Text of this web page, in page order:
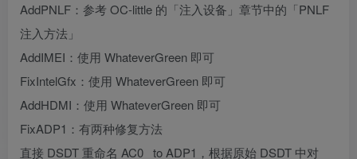
AddPNLF：参考 OC-little 的「注入设备」章节中的「PNLF
注入方法」
AddIMEI：使用 WhateverGreen 即可
FixIntelGfx：使用 WhateverGreen 即可
AddHDMI：使用 WhateverGreen 即可
FixADP1：有两种修复方法
直接 DSDT 重命名 AC0_ to ADP1，根据原始 DSDT 中对